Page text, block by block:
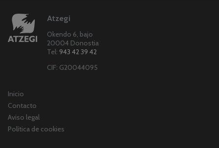
Atzegi
Okendo 6, bajo
20004 Donostia
Tel: 943 42 39 42
CIF: G20044095
Inicio
Contacto
Aviso legal
Política de cookies